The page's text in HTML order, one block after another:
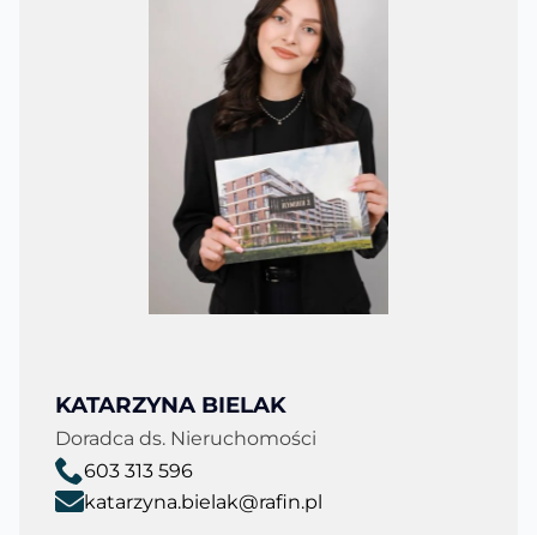
KATARZYNA BIELAK
Doradca ds. Nieruchomości
603 313 596
katarzyna.bielak@rafin.pl